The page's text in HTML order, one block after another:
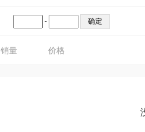
-
销量 价格